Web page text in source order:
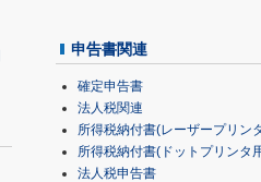
申告書関連
確定申告書
法人税関連
所得税納付書(レーザープリン
所得税納付書(ドットプリンタ
法人税申告書